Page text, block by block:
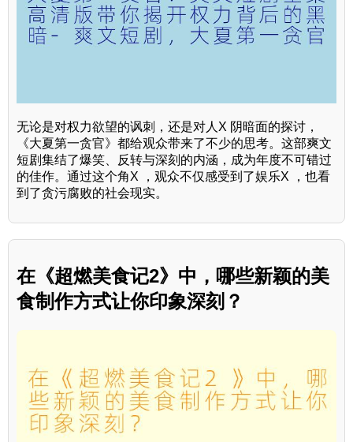
无论是对权力欲望的讽刺，还是对人X 阴暗面的探讨，
《大夏第一贪官》都给观众带来了不少的思考。这部爽文
短剧集结了爆笑、反转与深刻的内涵，成为年度不可错过
的佳作。通过这个角X ，观众不仅感受到了娱乐X ，也看
到了贪污腐败的社会现实。
在《超燃美食记2》中，哪些新颖的美
食制作方式让你印象深刻？